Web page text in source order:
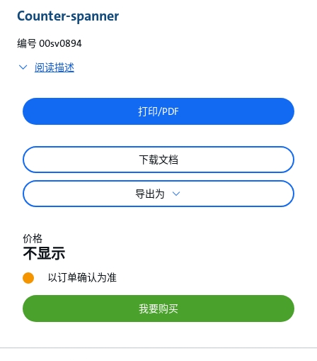
Counter-spanner
编号 00sv0894
阅读描述
打印/PDF
下载文档
导出为
价格
不显示
以订单确认为准
我要购买